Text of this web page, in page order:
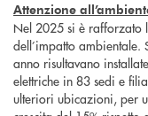
Attenzione
Nel 2025 si è rafforzato
dell’impatto ambientale.
anno risultavano
elettriche in 83 sedi e
ulteriori ubicazioni, per